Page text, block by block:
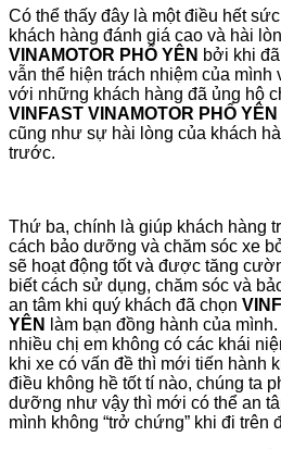
Có thể thấy đây là một điều hết
khách hàng đánh giá cao và hài
VINAMOTOR PHỔ YÊN bởi khi
vẫn thể hiện trách nhiệm của
với những khách hàng đã ủng hộ
VINFAST VINAMOTOR PHỔ YÊN
cũng như sự hài lòng của khách
trước.
Thứ ba, chính là giúp khách hàng
cách bảo dưỡng và chăm sóc xe
sẽ hoạt động tốt và được tăng
biết cách sử dụng, chăm sóc và
an tâm khi quý khách đã chọn
YÊN
làm bạn đồng hành của
nhiều chị em không có các khái
khi xe có vấn đề thì mới tiến hành
điều không hề tốt tí nào, chúng ta
dưỡng như vậy thì mới có thể an
mình không “trở chứng” khi đi trên